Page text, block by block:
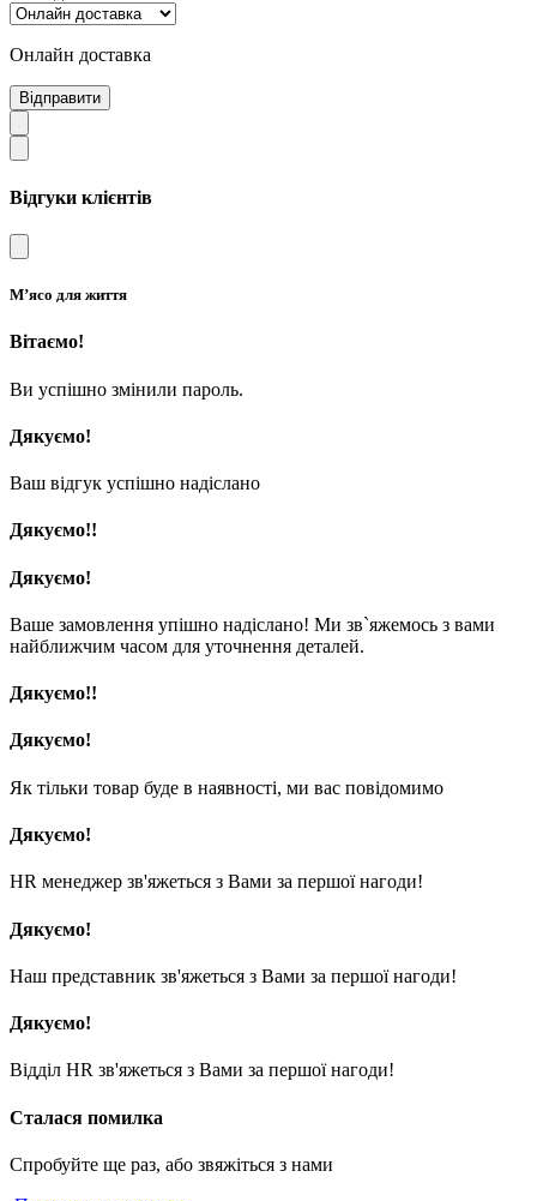
Онлайн доставка
Відправити
Відгуки клієнтів
М’ясо для життя
Вітаємо!
Ви успішно змінили пароль.
Дякуємо!
Ваш відгук успішно надіслано
Дякуємо!!
Дякуємо!
Ваше замовлення упішно надіслано! Ми зв`яжемось з вами
найближчим часом для уточнення деталей.
Дякуємо!!
Дякуємо!
Як тільки товар буде в наявності, ми вас повідомимо
Дякуємо!
HR менеджер зв'яжеться з Вами за першої нагоди!
Дякуємо!
Наш представник зв'яжеться з Вами за першої нагоди!
Дякуємо!
Відділ HR зв'яжеться з Вами за першої нагоди!
Сталася помилка
Спробуйте ще раз, або звяжіться з нами